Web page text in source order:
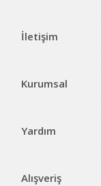
İletişim
Kurumsal
Yardım
Alışveriş